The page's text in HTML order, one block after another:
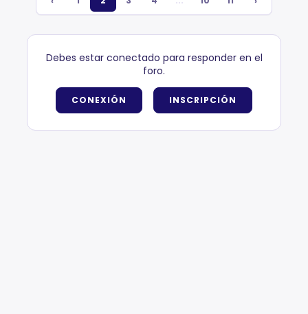
Debes estar conectado para responder en el
foro.
CONEXIÓN INSCRIPCIÓN